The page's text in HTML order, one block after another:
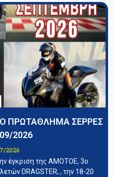
ΠΡΩΤΑΘΛΗΜΑ ΣΕΡΡΕΣ
2026
2026
έγκριση της ΑΜΟΤΟΕ, 3ο
DRAGSTER, , την 18-20